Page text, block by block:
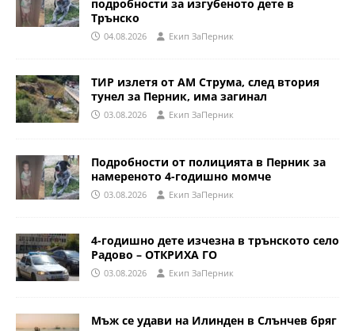
подробности за изгубеното дете в
Трънско
04.08.2026 Eкип ЗаПерник
ТИР излетя от АМ Струма, след втория
тунел за Перник, има загинал
03.08.2026 Eкип ЗаПерник
Подробности от полицията в Перник за
намереното 4-годишно момче
03.08.2026 Eкип ЗаПерник
4-годишно дете изчезна в трънското село
Радово – ОТКРИХА ГО
03.08.2026 Eкип ЗаПерник
Мъж се удави на Илинден в Слънчев бряг